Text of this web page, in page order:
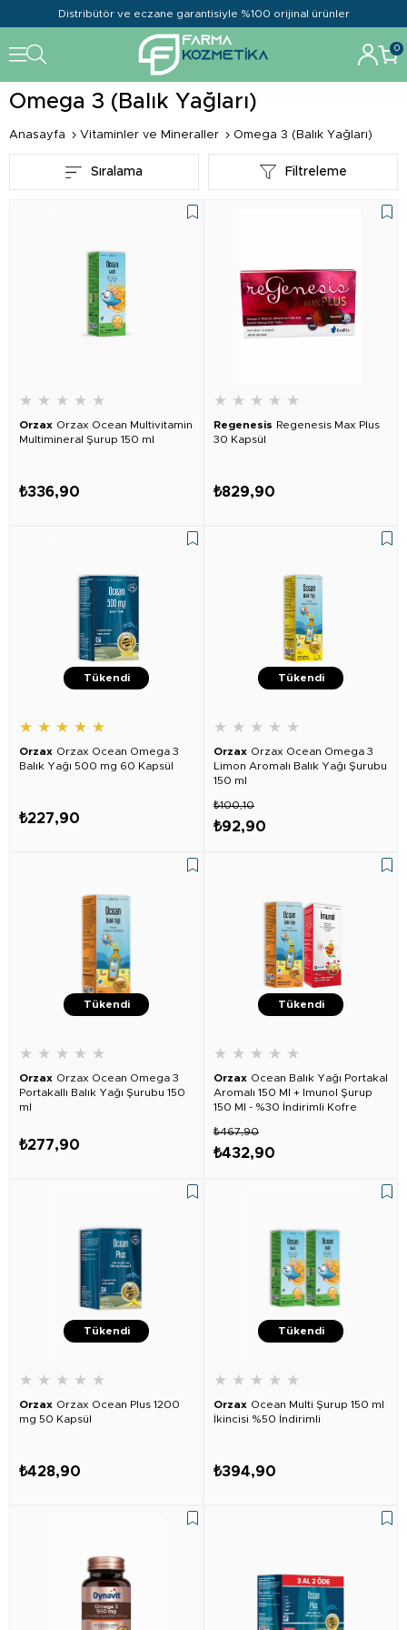
Distribütör ve eczane garantisiyle %100 orijinal ürünler
0
Omega 3 (Balık Yağları)
Anasayfa Vitaminler ve Mineraller Omega 3 (Balık Yağları)
Filtreleme
Sıralama
★ ★ ★ ★ ★
Orzax Orzax Ocean Multivitamin
Multimineral Şurup 150 ml
₺336,90
★ ★ ★ ★ ★
Regenesis Regenesis Max Plus
30 Kapsül
₺829,90
Tükendi
★ ★ ★ ★ ★
Orzax Orzax Ocean Omega 3
Balık Yağı 500 mg 60 Kapsül
₺227,90
Tükendi
★ ★ ★ ★ ★
Orzax Orzax Ocean Omega 3
Limon Aromalı Balık Yağı Şurubu
150 ml
₺92,90
₺100,10
Tükendi
★ ★ ★ ★ ★
Orzax Orzax Ocean Omega 3
Portakallı Balık Yağı Şurubu 150
ml
₺277,90
Tükendi
★ ★ ★ ★ ★
Orzax Ocean Balık Yağı Portakal
Aromalı 150 Ml + Imunol Şurup
150 Ml - %30 İndirimli Kofre
₺432,90
₺467,90
Tükendi
★ ★ ★ ★ ★
Orzax Orzax Ocean Plus 1200
mg 50 Kapsül
₺428,90
Tükendi
★ ★ ★ ★ ★
Orzax Ocean Multi Şurup 150 ml
İkincisi %50 İndirimli
₺394,90